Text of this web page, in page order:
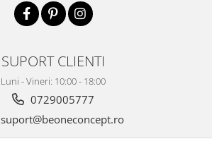
SUPORT CLIENTI
Luni - Vineri: 10:00 - 18:00
0729005777
suport@beoneconcept.ro